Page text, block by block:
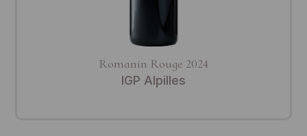
Romanin Rouge 2024
IGP Alpilles